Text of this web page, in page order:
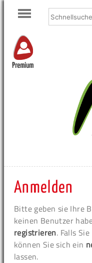
Premium
Anmelden
Bitte geben sie Ihre
keinen Benutzer
registrieren. Falls
können Sie sich ein
lassen.